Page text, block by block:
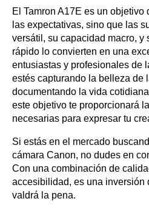
El Tamron A17E es un objetivo
las expectativas, sino que las
versátil, su capacidad macro, y
rápido lo convierten en una
entusiastas y profesionales de
estés capturando la belleza de
documentando la vida
este objetivo te proporcionará
necesarias para expresar tu
Si estás en el mercado
cámara Canon, no dudes en
Con una combinación de
accesibilidad, es una inversión
valdrá la pena.